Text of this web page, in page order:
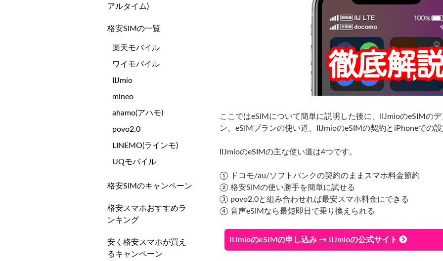
ここではeSIMについて簡単に説明した後に、IIJmioのeSIMの
ン、eSIMプランの使い道、IIJmioのeSIMの契約とiPhoneでの
IIJmioのeSIMの主な使い道は4つです。
① ドコモ/au/ソフトバンクの契約のままスマホ料金節約
② 格安SIMの使い勝手を簡単に試せる
③ povo2.0と組み合わせれば最安スマホ料金にできる
④ 音声eSIMなら最短即日で乗り換えられる
IIJmioのeSIMの申し込み → IIJmioの公式サイト
アルタイム)
格安SIMの一覧
楽天モバイル
ワイモバイル
IIJmio
mineo
ahamo(アハモ)
povo2.0
LINEMO(ラインモ)
UQモバイル
格安SIMのキャンペーン
格安スマホおすすめラ
ンキング
安く格安スマホが買え
るキャンペーン